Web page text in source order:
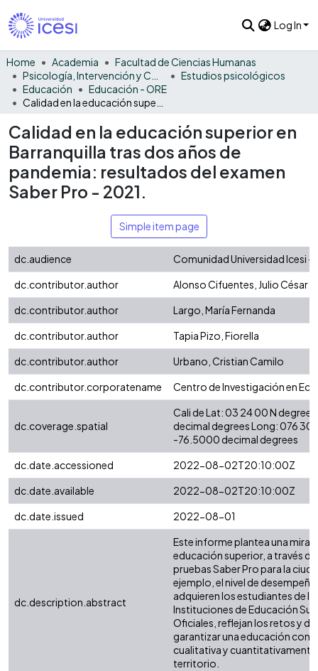
Log In
Home Academia
Facultad de Ciencias Humanas
Estudios psicológicos
Educación
Educación - ORE
Calidad en la educación superior en
Barranquilla tras dos años de
pandemia: resultados del examen
Saber Pro - 2021.
Simple item page
dc.audience
Comunidad Universidad Icesi -
dc.contributor.author
Alonso Cifuentes, Julio César
dc.contributor.author
Largo, María Fernanda
dc.contributor.author
Tapia Pizo, Fiorella
dc.contributor.author
Urbano, Cristian Camilo
dc.contributor.corporatename
Centro de Investigación en
dc.coverage.spatial
Cali de Lat: 03 24 00 N
decimal degrees Long: 076 30
-76.5000 decimal degrees
dc.date.accessioned
2022-08-02T20:10:00Z
dc.date.available
2022-08-02T20:10:00Z
dc.date.issued
2022-08-01
dc.description.abstract
Este informe plantea una
educación superior, a través
pruebas Saber Pro para la
ejemplo, el nivel de
adquieren los estudiantes de
Instituciones de Educación
Oficiales, reflejan los retos y
garantizar una educación con
cualitativa y cuantitativamente
territorio.